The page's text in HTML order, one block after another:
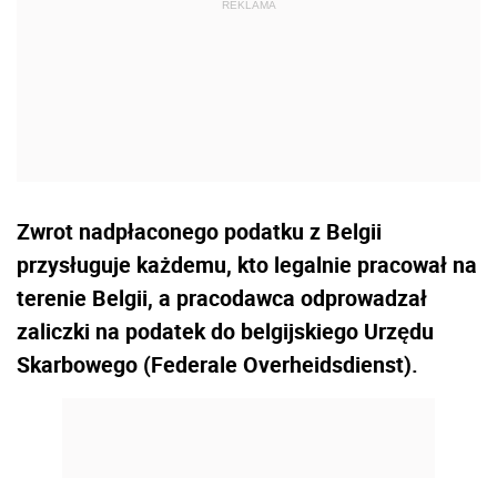
Zwrot nadpłaconego podatku z Belgii
przysługuje każdemu, kto legalnie pracował na
terenie Belgii, a pracodawca odprowadzał
zaliczki na podatek do belgijskiego Urzędu
Skarbowego (Federale Overheidsdienst).